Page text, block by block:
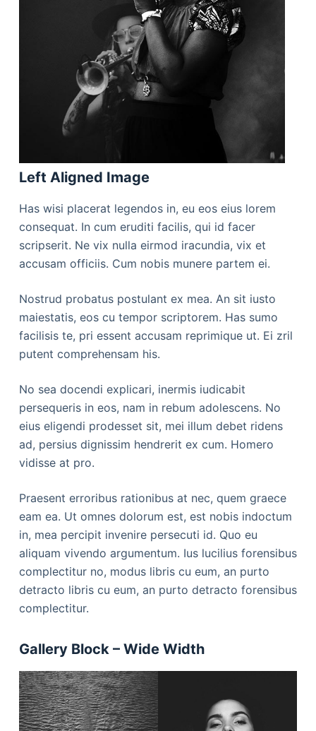
Left Aligned Image
Has wisi placerat legendos in, eu eos eius lorem
consequat. In cum eruditi facilis, qui id facer
scripserit. Ne vix nulla eirmod iracundia, vix et
accusam officiis. Cum nobis munere partem ei.
Nostrud probatus postulant ex mea. An sit iusto
maiestatis, eos cu tempor scriptorem. Has sumo
facilisis te, pri essent accusam reprimique ut. Ei zril
putent comprehensam his.
No sea docendi explicari, inermis iudicabit
persequeris in eos, nam in rebum adolescens. No
eius eligendi prodesset sit, mei illum debet ridens
ad, persius dignissim hendrerit ex cum. Homero
vidisse at pro.
Praesent erroribus rationibus at nec, quem graece
eam ea. Ut omnes dolorum est, est nobis indoctum
in, mea percipit invenire persecuti id. Quo eu
aliquam vivendo argumentum. Ius lucilius forensibus
complectitur no, modus libris cu eum, an purto
detracto libris cu eum, an purto detracto forensibus
complectitur.
Gallery Block – Wide Width